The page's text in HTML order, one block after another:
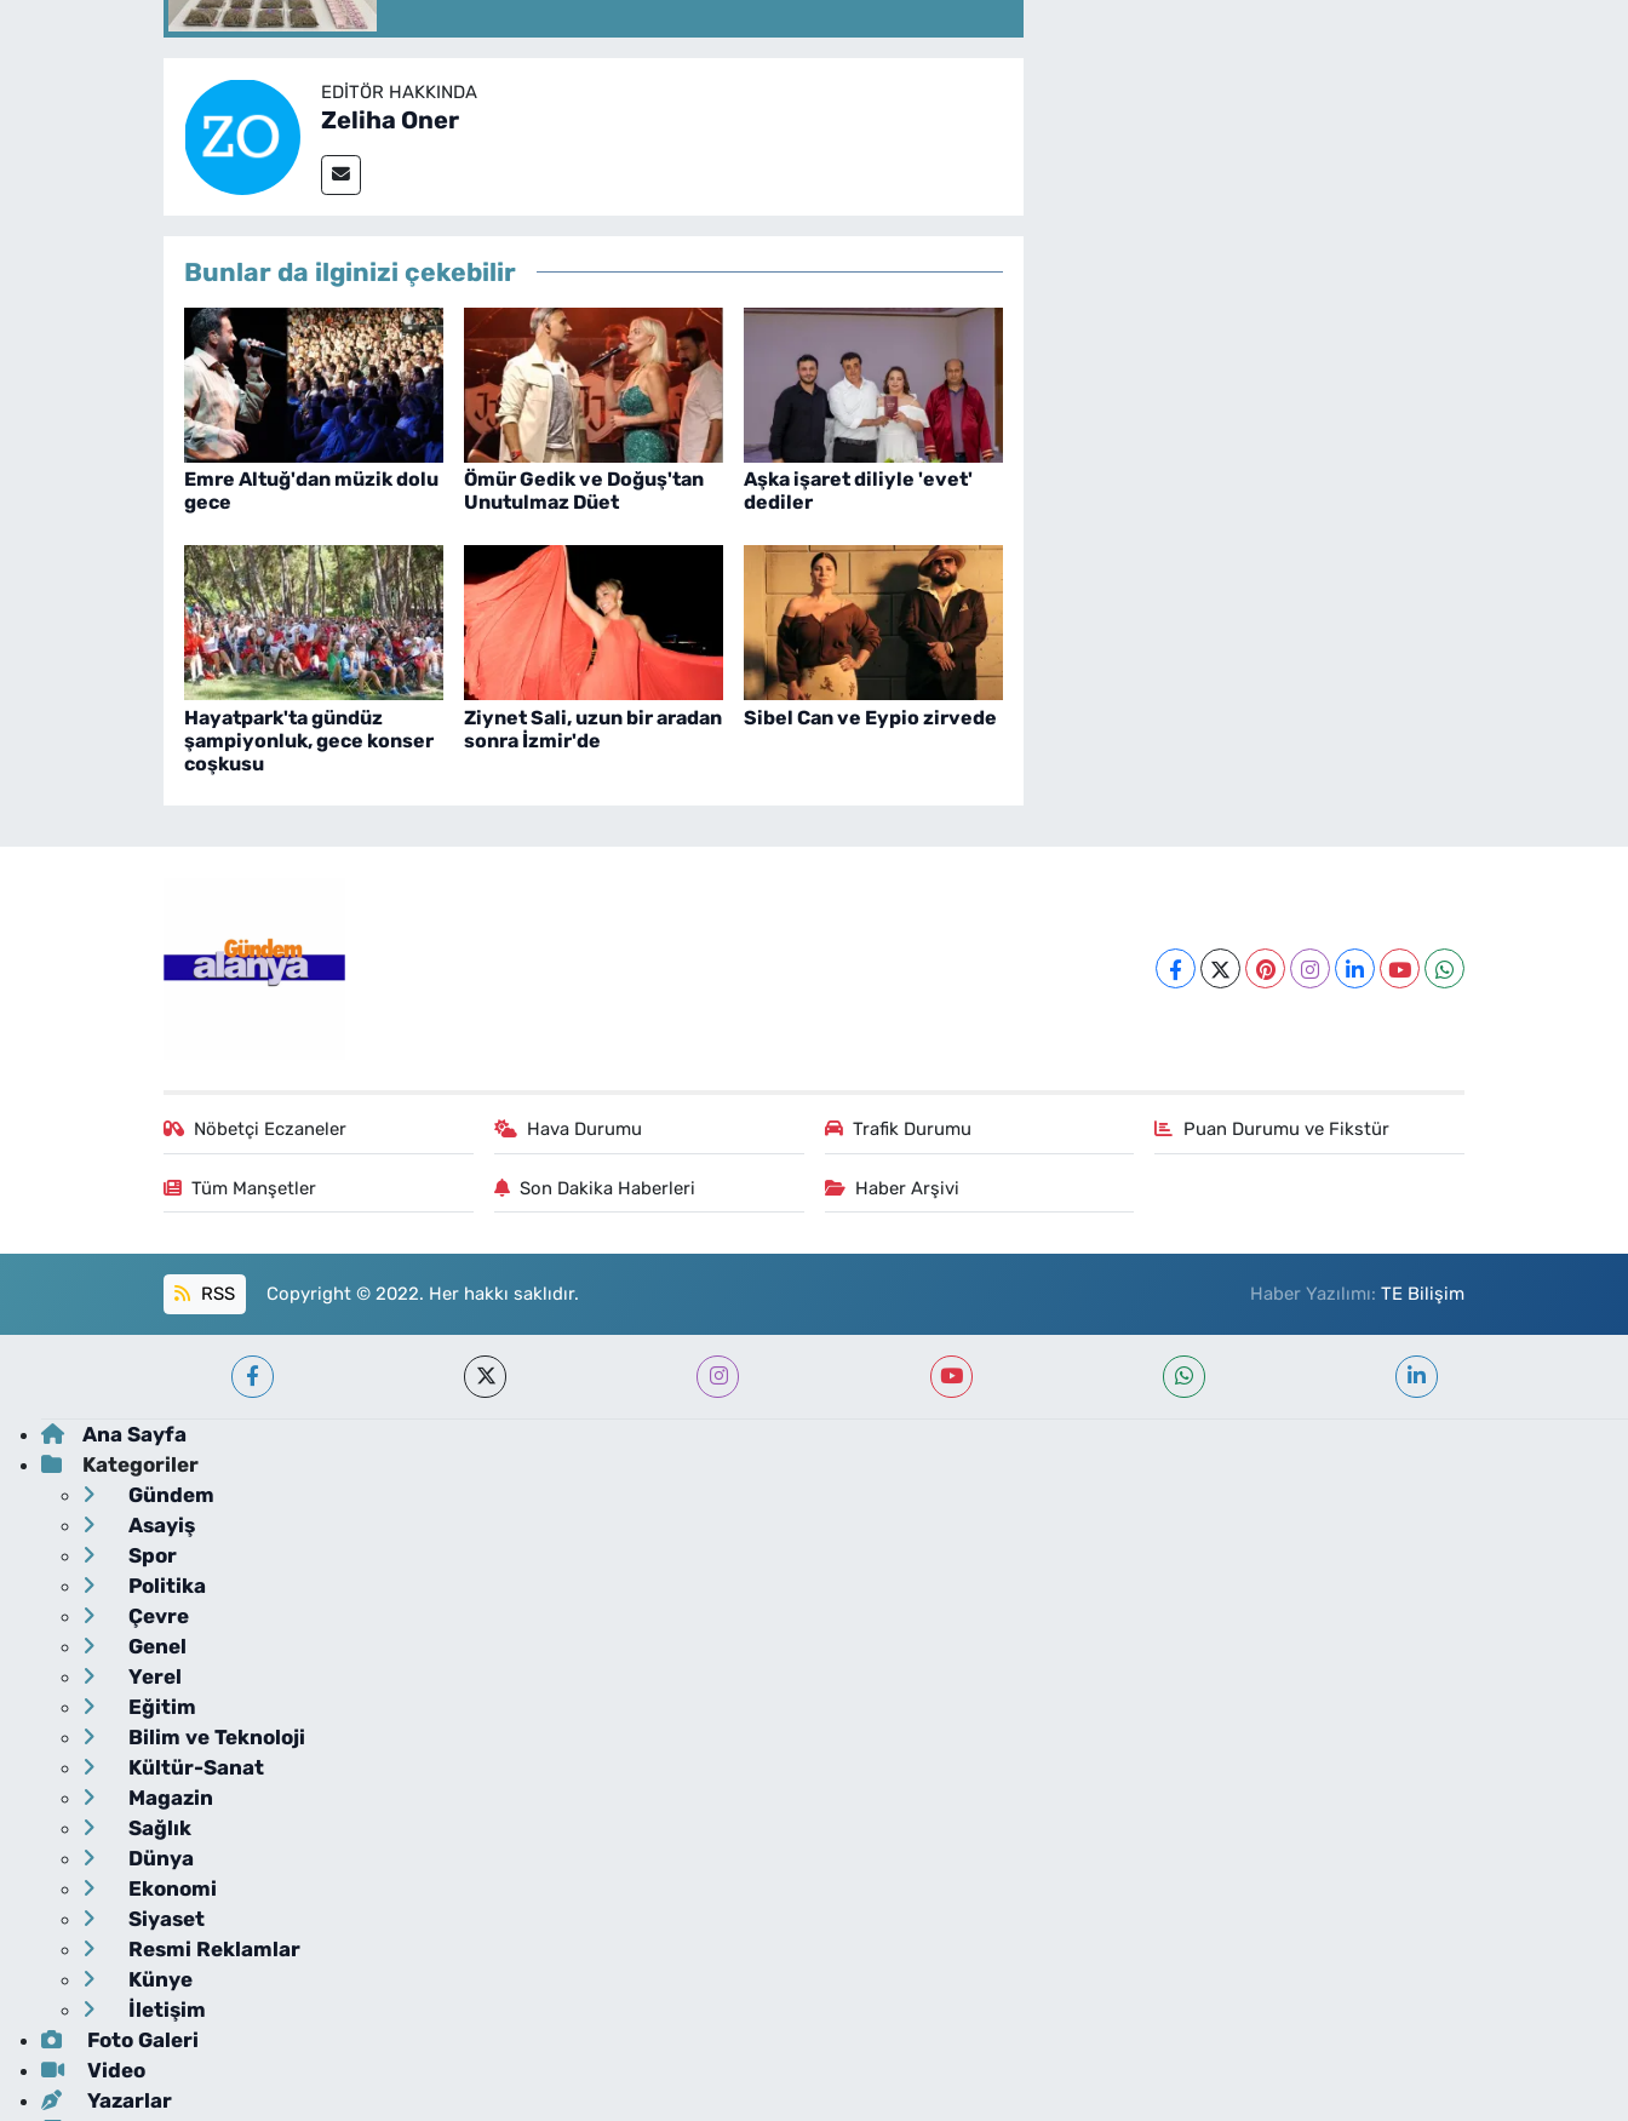
EDITÖR HAKKINDA
Zeliha Oner
Bunlar da ilginizi çekebilir
Emre Altuğ'dan müzik dolu
gece
Ömür Gedik ve Doğuş'tan
Unutulmaz Düet
Aşka işaret diliyle 'evet'
dediler
Hayatpark'ta gündüz
şampiyonluk, gece konser
coşkusu
Ziynet Sali, uzun bir aradan
sonra İzmir'de
Sibel Can ve Eypio zirvede
Nöbetçi Eczaneler Hava Durumu Trafik Durumu Puan Durumu ve Fikstür
Tüm Manşetler Son Dakika Haberleri Haber Arşivi
RSS Copyright © 2022. Her hakkı saklıdır. Haber Yazılımı:TE Bilişim
Ana Sayfa
Kategoriler
Gündem
Asayiş
Spor
Politika
Çevre
Genel
Yerel
Eğitim
Bilim ve Teknoloji
Kültür-Sanat
Magazin
Sağlık
Dünya
Ekonomi
Siyaset
Resmi Reklamlar
Künye
İletişim
Foto Galeri
Video
Yazarlar